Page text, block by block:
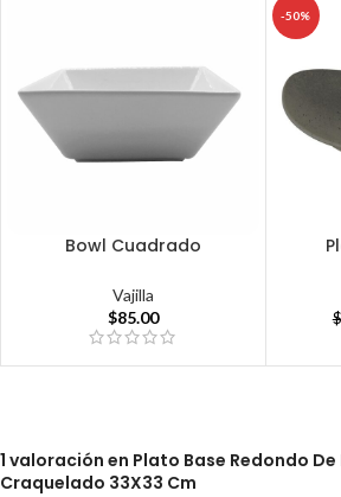
Bowl Cuadrado
Vajilla
$85.00
-50%
$
1 valoración en Plato Base Redondo
Craquelado 33X33 Cm